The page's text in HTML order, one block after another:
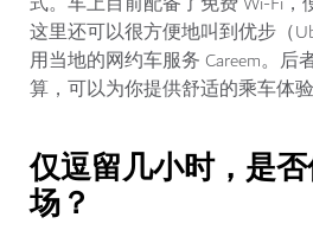
这里还可以很方便地叫到优步（
用当地的网约车服务 Careem。后
算，可以为你提供舒适的乘车体验
仅逗留几小时，是
场？